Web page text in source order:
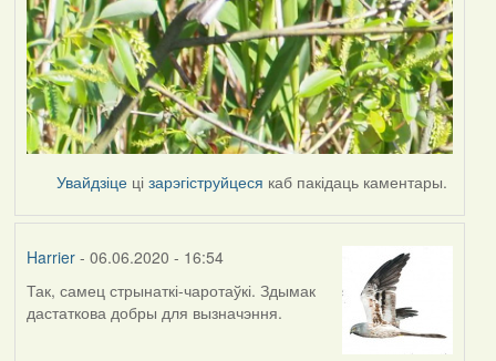
Увайдзіце цізарэгіструйцеся каб пакідаць каментары.
Harrier- 06.06.2020 - 16:54
In
reply
Так, самец стрынаткі-чаротаўкі. Здымак
дастаткова добры для вызначэння.